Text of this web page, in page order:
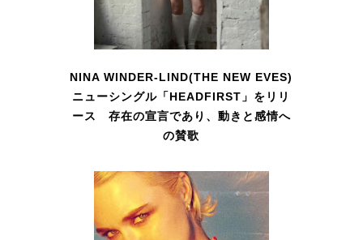
NINA WINDER-LIND(THE NEW EVES)
ニューシングル「HEADFIRST」をリリ
ース 存在の宣言であり、動きと感情へ
の賛歌